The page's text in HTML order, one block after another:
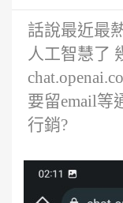
話說最近最
人工智慧了
要留email等
行銷?